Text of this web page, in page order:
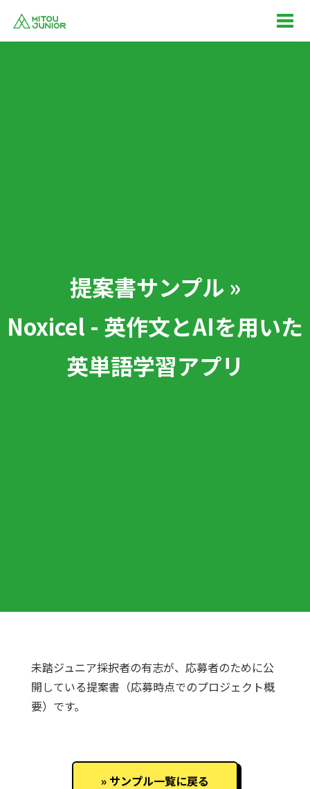
提案書サンプル »
Noxicel - 英作文とAIを用いた
英単語学習アプリ
未踏ジュニア採択者の有志が、応募者のために公
開している提案書（応募時点でのプロジェクト概
要）です。
サンプル一覧に戻る